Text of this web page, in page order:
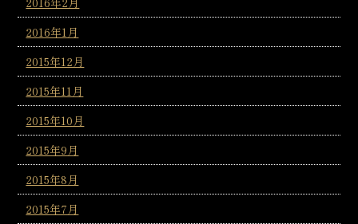
2016年1月
2015年12月
2015年11月
2015年10月
2015年9月
2015年8月
2015年7月